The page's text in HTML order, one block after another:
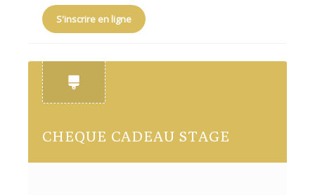
S'inscrire en ligne
CHEQUE CADEAU STAGE